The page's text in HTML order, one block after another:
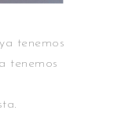
tenemos
tenemos